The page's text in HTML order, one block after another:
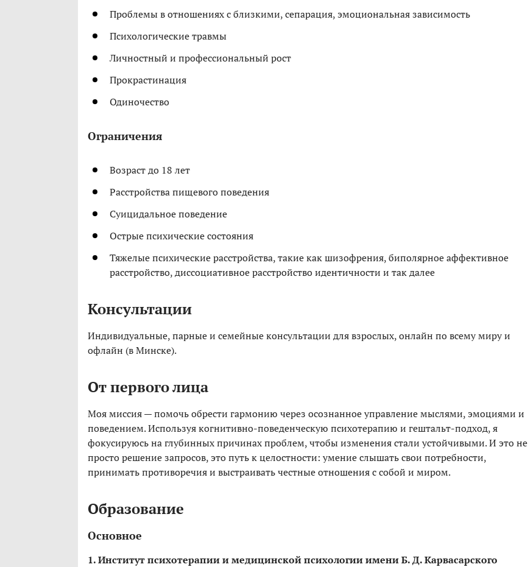
Проблемы в отношениях с близкими, сепарация, эмоциональная зависимость
Психологические травмы
Личностный и профессиональный рост
Прокрастинация
Одиночество
Ограничения
Возраст до 18 лет
Расстройства пищевого поведения
Суицидальное поведение
Острые психические состояния
Тяжелые психические расстройства, такие как шизофрения, биполярное аффективное
расстройство, диссоциативное расстройство идентичности и так далее
Консультации
Индивидуальные, парные и семейные консультации для взрослых, онлайн по всему миру и
офлайн (в Минске).
От первого лица
Моя миссия — помочь обрести гармонию через осознанное управление мыслями, эмоциями и
поведением. Используя когнитивно-поведенческую психотерапию и гештальт-подход, я
фокусируюсь на глубинных причинах проблем, чтобы изменения стали устойчивыми. И это не
просто решение запросов, это путь к целостности: умение слышать свои потребности,
принимать противоречия и выстраивать честные отношения с собой и миром.
Образование
Основное
1. Институт психотерапии и медицинской психологии имени Б. Д. Карвасарского